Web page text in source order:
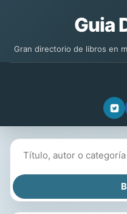
Guia
Gran directorio de libros en